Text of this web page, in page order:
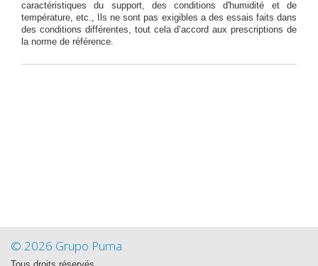
caractéristiques du support, des conditions d'humidité et de
température, etc., Ils ne sont pas exigibles a des essais faits dans
des conditions différentes, tout cela d’accord aux prescriptions de
la norme de référence.
© 2026 Grupo Puma